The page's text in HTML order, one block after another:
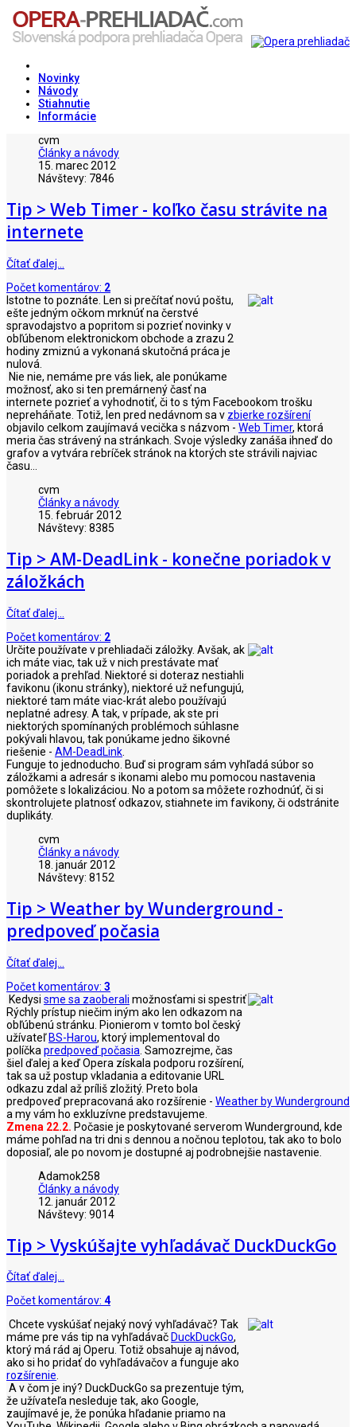
Novinky
Návody
Stiahnutie
Informácie
cvm
Články a návody
15. marec 2012
Návštevy: 7846
Tip > Web Timer - koľko času strávite na
internete
Čítať ďalej…
Počet komentárov: 2
Istotne to poznáte. Len si prečítať novú poštu,
ešte jedným očkom mrknúť na čerstvé
spravodajstvo a popritom si pozrieť novinky v
obľúbenom elektronickom obchode a zrazu 2
hodiny zmiznú a vykonaná skutočná práca je
nulová.
Nie nie, nemáme pre vás liek, ale ponúkame
možnosť, ako si ten premárnený časť na
internete pozrieť a vyhodnotiť, či to s tým Facebookom trošku
nepreháňate. Totiž, len pred nedávnom sa v zbierke rozšírení
objavilo celkom zaujímavá vecička s názvom - Web Timer, ktorá
meria čas strávený na stránkach. Svoje výsledky zanáša ihneď do
grafov a vytvára rebríček stránok na ktorých ste strávili najviac
času...
cvm
Články a návody
15. február 2012
Návštevy: 8385
Tip > AM-DeadLink - konečne poriadok v
záložkách
Čítať ďalej…
Počet komentárov: 2
Určite používate v prehliadači záložky. Avšak, ak
ich máte viac, tak už v nich prestávate mať
poriadok a prehľad. Niektoré si doteraz nestiahli
favikonu (ikonu stránky), niektoré už nefungujú,
niektoré tam máte viac-krát alebo používajú
neplatné adresy. A tak, v prípade, ak ste pri
niektorých spomínaných problémoch súhlasne
pokývali hlavou, tak ponúkame jedno šikovné
riešenie - AM-DeadLink
Funguje to jednoducho. Buď si program sám vyhľadá súbor so
záložkami a adresár s ikonami alebo mu pomocou nastavenia
pomôžete s lokalizáciou. No a potom sa môžete rozhodnúť, či si
skontrolujete platnosť odkazov, stiahnete im favikony, či odstránite
duplikáty.
cvm
Články a návody
18. január 2012
Návštevy: 8152
Tip > Weather by Wunderground -
predpoveď počasia
Čítať ďalej…
Počet komentárov: 3
Kedysi sme sa zaoberali možnosťami si spestriť
Rýchly prístup niečim iným ako len odkazom na
obľúbenú stránku. Pionierom v tomto bol český
užívateľBS-Harou, ktorý implementoval do
políčka predpoveď počasia . Samozrejme, čas
šiel ďalej a keď Opera získala podporu rozšírení,
tak sa už postup vkladania a editovanie URL
odkazu zdal až príliš zložitý. Preto bola
predpoveď prepracovaná ako rozšírenie - Weather by Wunderground
a my vám ho exkluzívne predstavujeme.
Zmena 22.2. Počasie je poskytované serverom Wunderground, kde
máme pohľad na tri dni s dennou a nočnou teplotou, tak ako to bolo
doposiaľ, ale po novom je dostupné aj podrobnejšie nastavenie.
Adamok258
Články a návody
12. január 2012
Návštevy: 9014
Tip > Vyskúšajte vyhľadávač DuckDuckGo
Čítať ďalej…
Počet komentárov: 4
Chcete vyskúšať nejaký nový vyhľadávač? Tak
máme pre vás tip na vyhľadávač DuckDuckGo,
ktorý má rád aj Operu. Totiž obsahuje aj návod,
ako si ho pridať do vyhľadávačov a funguje ako
rozšírenie.
A v čom je iný? DuckDuckGo sa prezentuje tým,
že užívateľa nesleduje tak, ako Google,
zaujímavé je, že ponúka hľadanie priamo na